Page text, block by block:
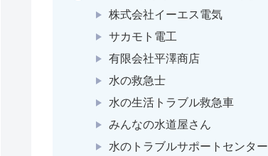
株式会社イーエス電気
サカモト電工
有限会社平澤商店
水の救急士
水の生活トラブル救急車
みんなの水道屋さん
水のトラブルサポートセンター